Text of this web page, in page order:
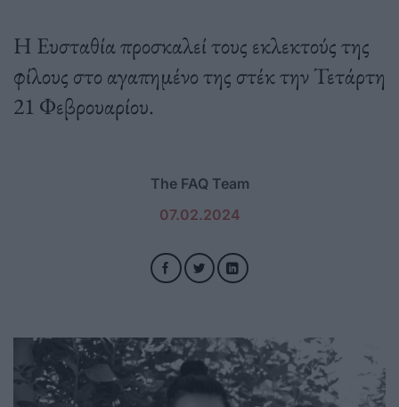
Η Ευσταθία προσκαλεί τους εκλεκτούς της
φίλους στο αγαπημένο της στέκ την Τετάρτη
21 Φεβρουαρίου.
The FAQ Team
07.02.2024